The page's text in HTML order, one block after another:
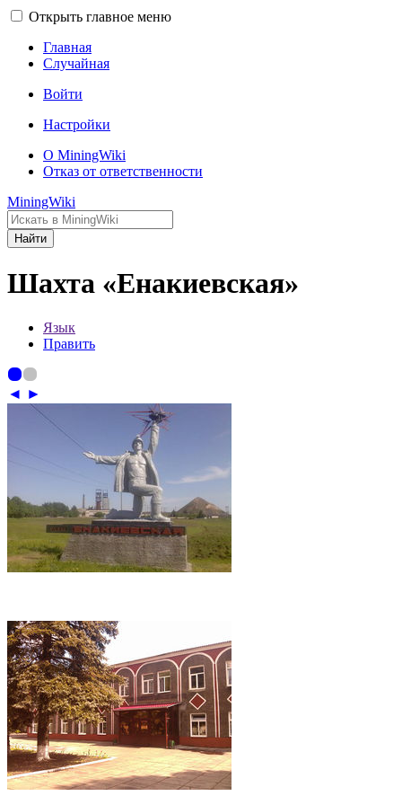
Открыть главное меню
Главная
Случайная
Войти
Настройки
О MiningWiki
Отказ от ответственности
MiningWiki
Найти
Шахта «Енакиевская»
Язык
Править
◄ ►